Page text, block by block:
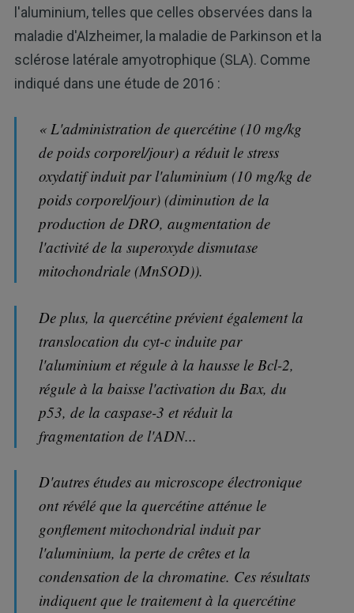
l'aluminium, telles que celles observées dans la
maladie d'Alzheimer, la maladie de Parkinson et la
sclérose latérale amyotrophique (SLA). Comme
indiqué dans une étude de 2016 :
« L'administration de quercétine (10 mg/kg
de poids corporel/jour) a réduit le stress
oxydatif induit par l'aluminium (10 mg/kg de
poids corporel/jour) (diminution de la
production de DRO, augmentation de
l'activité de la superoxyde dismutase
mitochondriale (MnSOD)).
De plus, la quercétine prévient également la
translocation du cyt-c induite par
l'aluminium et régule à la hausse le Bcl-2,
régule à la baisse l'activation du Bax, du
p53, de la caspase-3 et réduit la
fragmentation de l'ADN...
D'autres études au microscope électronique
ont révélé que la quercétine atténue le
gonflement mitochondrial induit par
l'aluminium, la perte de crêtes et la
condensation de la chromatine. Ces résultats
indiquent que le traitement à la quercétine